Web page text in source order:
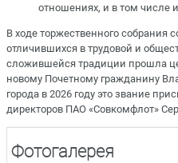
отношениях, и в том числе
В ходе торжественного собрания
отличившихся в трудовой и
сложившейся традиции прошла
новому Почетному гражданину
города в 2026 году это звание
директоров ПАО «Совкомфлот»
Фотогалерея